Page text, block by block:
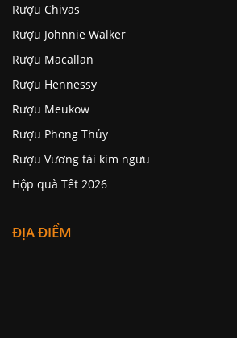
Rượu Chivas
Rượu Johnnie Walker
Rượu Macallan
Rượu Hennessy
Rượu Meukow
Rượu Phong Thủy
Rượu Vương tài kim ngưu
Hộp quà Tết 2026
ĐỊA ĐIỂM